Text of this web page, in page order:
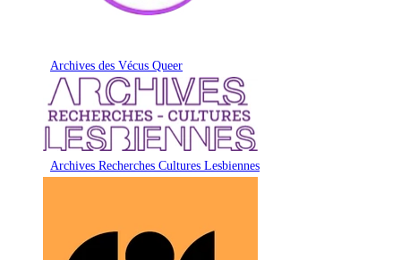
Archives des Vécus Queer
Archives Recherches Cultures Lesbiennes